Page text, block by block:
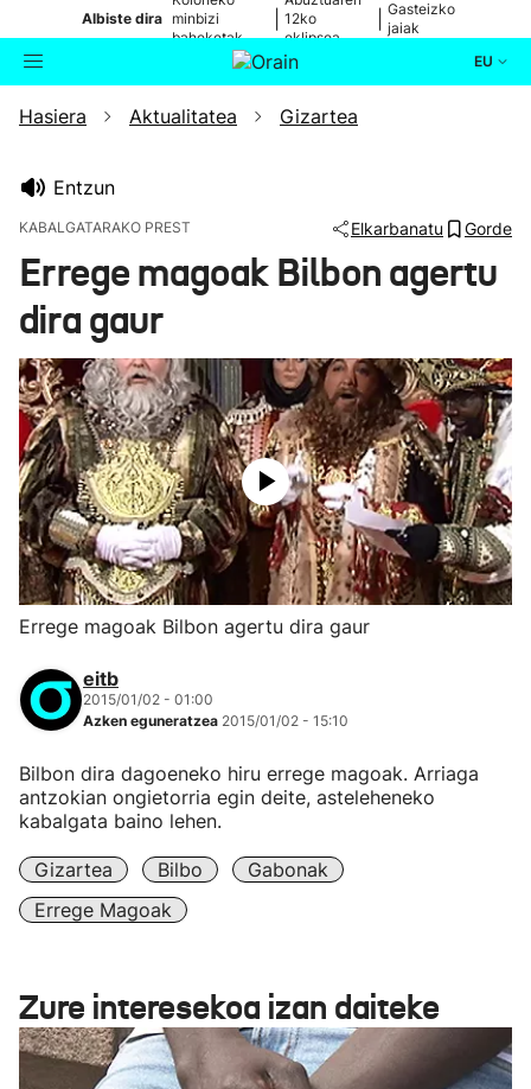
Albiste dira minbizi
baheketak
12ko
eklipsea
Gasteizko
jaiak
EU
Bilatzailea Aktualitatea
Eguraldia
Hasiera Aktualitatea Gizartea
Entzun
KABALGATARAKO PREST Elkarbanatu Gorde
Errege magoak Bilbon agertu
dira gaur
Errege magoak Bilbon agertu dira gaur
eitb
2015/01/02 - 01:00
Azken eguneratzea 2015/01/02 - 15:10
Bilbon dira dagoeneko hiru errege magoak. Arriaga
antzokian ongietorria egin deite, asteleheneko
kabalgata baino lehen.
Gizartea Bilbo
Gabonak
Errege Magoak
Zure interesekoa izan daiteke